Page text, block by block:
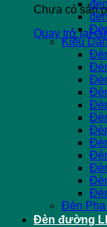
Chưa có sản
Quay trở lại
Kiểu
Đèn
Đèn đường